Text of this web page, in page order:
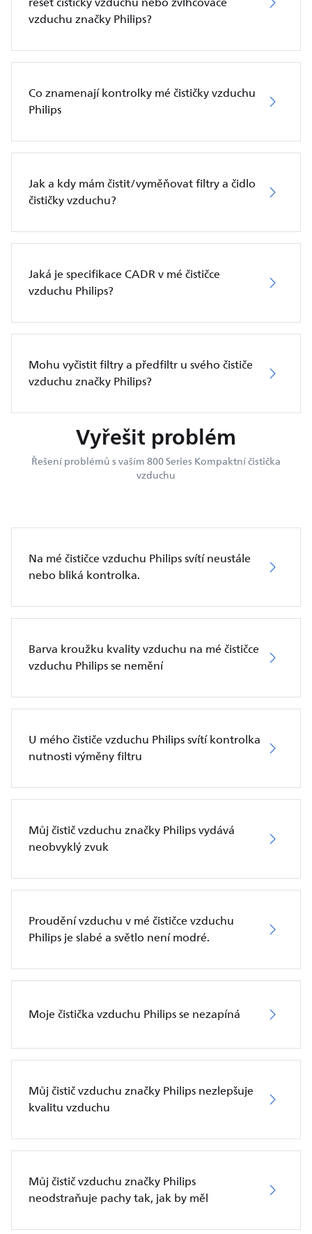
vzduchu značky Philips?
Co znamenají kontrolky mé čističky vzduchu
Philips
Jak a kdy mám čistit/vyměňovat filtry a čidlo
čističky vzduchu?
Jaká je specifikace CADR v mé čističce
vzduchu Philips?
Mohu vyčistit filtry a předfiltr u svého čističe
vzduchu značky Philips?
Vyřešit problém
Řešení problémů s vaším 800 Series Kompaktní čistička
vzduchu
Na mé čističce vzduchu Philips svítí neustále
nebo bliká kontrolka.
Barva kroužku kvality vzduchu na mé čističce
vzduchu Philips se nemění
U mého čističe vzduchu Philips svítí kontrolka
nutnosti výměny filtru
Můj čistič vzduchu značky Philips vydává
neobvyklý zvuk
Proudění vzduchu v mé čističce vzduchu
Philips je slabé a světlo není modré.
Moje čistička vzduchu Philips se nezapíná
Můj čistič vzduchu značky Philips nezlepšuje
kvalitu vzduchu
Můj čistič vzduchu značky Philips
neodstraňuje pachy tak, jak by měl